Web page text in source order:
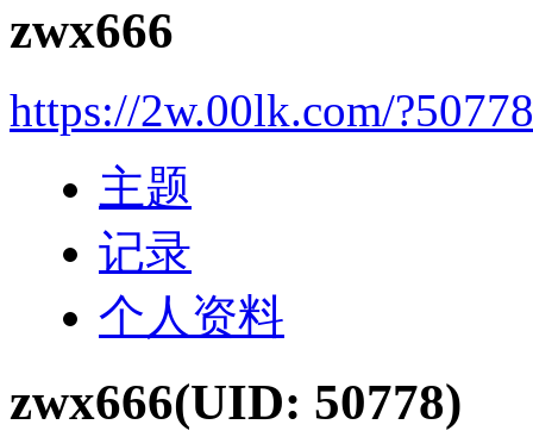
zwx666
https://2w.00lk.com/?50778
主题
记录
个人资料
zwx666(UID: 50778)